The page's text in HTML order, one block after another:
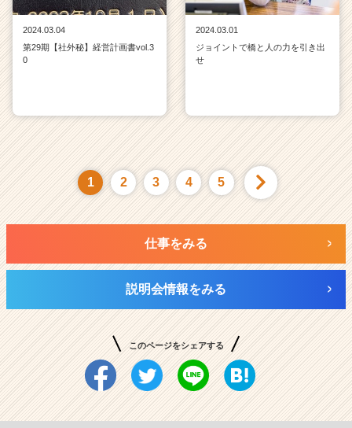
2024.03.04
第29期【社外秘】経営計画書vol.3
0
2024.03.01
ジョイントで橋と人の力を引き出
せ
1 2 3 4 5
仕事をみる
説明会情報をみる
このページをシェアする